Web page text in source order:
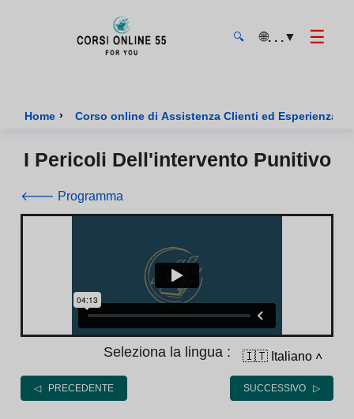
🔍 🌐. . .▼ ☰
Home › Corso online di Assistenza Clienti ed Esperienza
I Pericoli Dell'intervento Punitivo
🡐 Programma
Seleziona la lingua : 🇮🇹 Italiano ˄
◁ PRECEDENTE SUCCESSIVO ▷